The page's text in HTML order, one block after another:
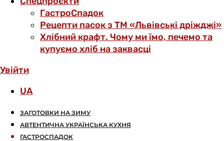
ГастроСпадок
Рецепти пасок з ТМ «Львівські дріжджі»
Хлібний крафт. Чому ми їмо, печемо та
купуємо хліб на заквасці
Увійти
UA
ЗАГОТОВКИ НА ЗИМУ
АВТЕНТИЧНА УКРАЇНСЬКА КУХНЯ
ГАСТРОСПАДОК